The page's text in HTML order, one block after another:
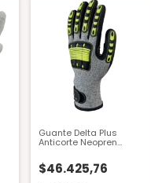
Guante Delta Plus
Anticorte Neopren
VV910 T.10
$46.425,76